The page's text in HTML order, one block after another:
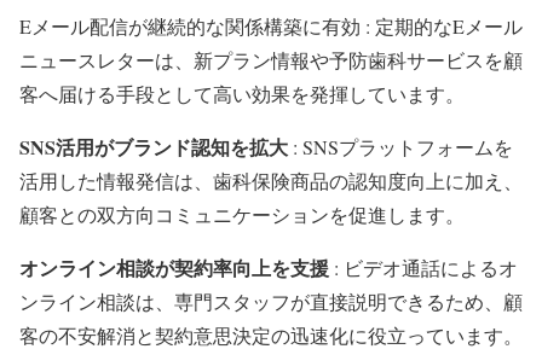
Eメール配信が継続的な関係構築に有効 : 定期的なEメール
ニュースレターは、新プラン情報や予防歯科サービスを顧
客へ届ける手段として高い効果を発揮しています。
SNS活用がブランド認知を拡大 : SNSプラットフォームを
活用した情報発信は、歯科保険商品の認知度向上に加え、
顧客との双方向コミュニケーションを促進します。
オンライン相談が契約率向上を支援 : ビデオ通話によるオ
ンライン相談は、専門スタッフが直接説明できるため、顧
客の不安解消と契約意思決定の迅速化に役立っています。